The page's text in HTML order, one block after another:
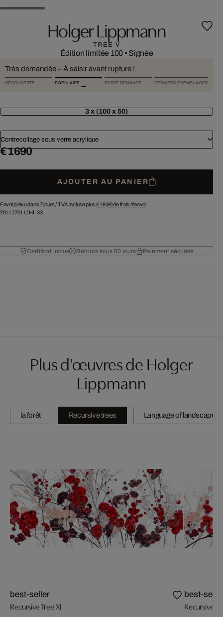
Holger Lippmann
TREE V
Édition limitée 100 • Signée
Très demandée – À saisir avant rupture !
DÉCOUVERTE POPULAIRE FORTE DEMANDE DERNIERS EXEMPLAIRES
3 x (100 x 50)
Contrecollage sous verre acrylique
€ 1 690
AJOUTER AU PANIER
Envoi prévu dans 7 jours /TVA incluse plus € 19,90de frais d'envoi
2011 /2011 / HLI33
Certificat inclus Retours sous 60 jours Paiement sécurisé
Plus d'œuvres de Holger
Lippmann
la forêt Recursive trees Language of landscape
best-seller
Recursive Tree XI
best-
Recursive